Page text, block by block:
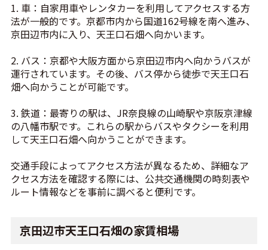
1. 車：自家用車やレンタカーを利用してアクセスする方
法が一般的です。京都市内から国道162号線を南へ進み、
京田辺市内に入り、天王口石畑へ向かいます。
2. バス：京都や大阪方面から京田辺市内へ向かうバスが
運行されています。その後、バス停から徒歩で天王口石
畑へ向かうことが可能です。
3. 鉄道：最寄りの駅は、JR奈良線の山崎駅や京阪京津線
の八幡市駅です。これらの駅からバスやタクシーを利用
して天王口石畑へ向かうことができます。
交通手段によってアクセス方法が異なるため、詳細なア
クセス方法を確認する際には、公共交通機関の時刻表や
ルート情報などを事前に調べると便利です。
京田辺市天王口石畑の家賃相場